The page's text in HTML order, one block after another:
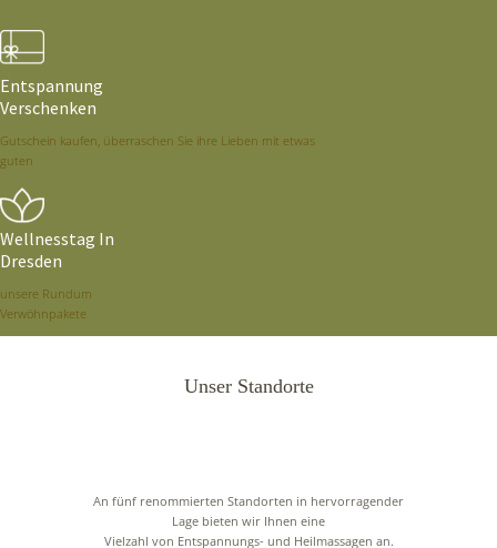
Entspannung
Verschenken
Gutschein kaufen, überraschen Sie ihre Lieben mit etwas
guten
Wellnesstag In
Dresden
unsere Rundum
Verwöhnpakete
Unser Standorte
An fünf renommierten Standorten in hervorragender
Lage bieten wir Ihnen eine
Vielzahl von Entspannungs- und Heilmassagen an.